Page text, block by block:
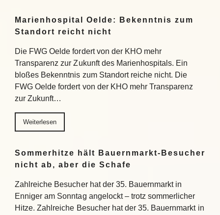
Marienhospital Oelde: Bekenntnis zum
Standort reicht nicht
Die FWG Oelde fordert von der KHO mehr
Transparenz zur Zukunft des Marienhospitals. Ein
bloßes Bekenntnis zum Standort reiche nicht. Die
FWG Oelde fordert von der KHO mehr Transparenz
zur Zukunft…
Weiterlesen
Sommerhitze hält Bauernmarkt-Besucher
nicht ab, aber die Schafe
Zahlreiche Besucher hat der 35. Bauernmarkt in
Enniger am Sonntag angelockt – trotz sommerlicher
Hitze. Zahlreiche Besucher hat der 35. Bauernmarkt in